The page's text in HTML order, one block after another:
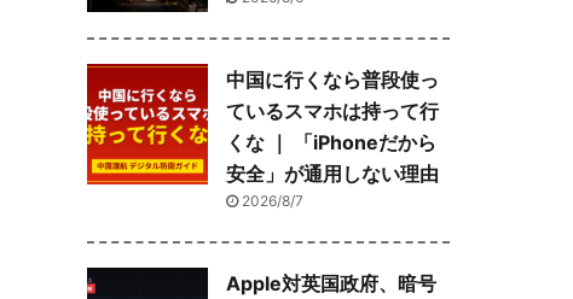
中国に行くなら普段使っ
ているスマホは持って行
くな ｜ 「iPhoneだから
安全」が通用しない理由
2026/8/7
Apple対英国政府、暗号